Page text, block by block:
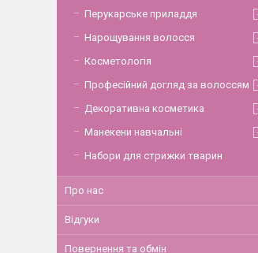
Перукарське приладдя
Нарощування волосся
Косметологія
Професійний догляд за волоссям
Декоративна косметика
Манекени навчальні
Набори для стрижки тварин
Про нас
Відгуки
Повернення та обмін